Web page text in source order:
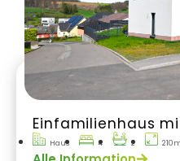
Einfamilienhaus
Haus 4 2